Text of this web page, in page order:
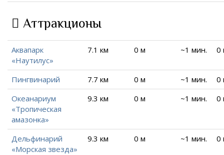
Аттракционы
Аквапарк
«Наутилус»
7.1 км 0 м ~1 мин. 0
Пингвинарий 7.7 км 0 м ~1 мин.
0
Океанариум
«Тропическая
амазонка»
9.3 км 0 м ~1 мин. 0
Дельфинарий
«Морская звезда»
9.3 км 0 м ~1 мин. 0